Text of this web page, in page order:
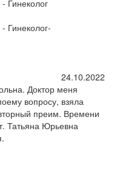
Гинеколог
Гинеколог-
24.10.2022
Доктор меня
вопросу, взяла
преим. Времени
Татьяна Юрьевна